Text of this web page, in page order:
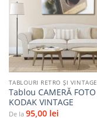
TABLOURI RETRO ȘI VINTAGE
Tablou CAMERĂ FOTO
KODAK VINTAGE
De la 95,00 lei